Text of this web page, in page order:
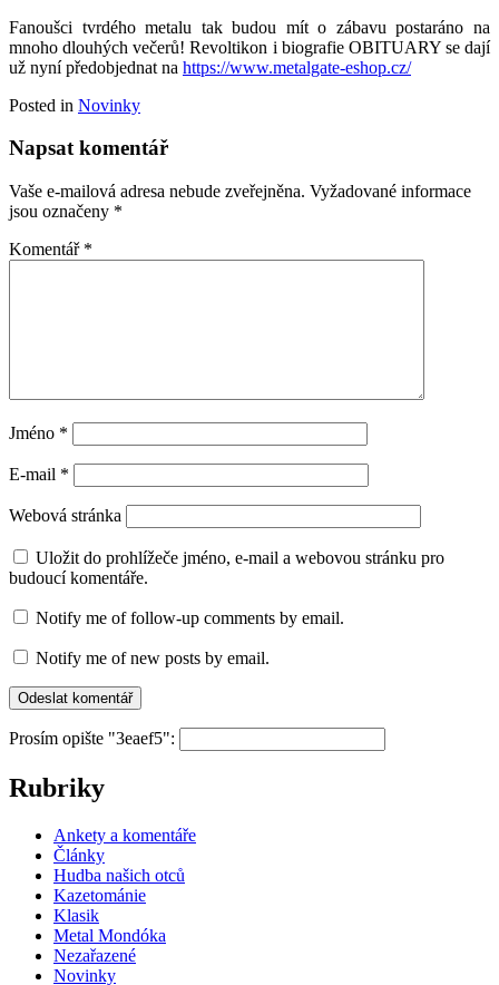
Fanoušci tvrdého metalu tak budou mít o zábavu postaráno na
mnoho dlouhých večerů! Revoltikon i biografie OBITUARY se dají
už nyní předobjednat na https://www.metalgate-eshop.cz/
Posted in Novinky
Napsat komentář
Vaše e-mailová adresa nebude zveřejněna. Vyžadované informace
jsou označeny *
Komentář *
Jméno *
E-mail *
Webová stránka
Uložit do prohlížeče jméno, e-mail a webovou stránku pro
budoucí komentáře.
Notify me of follow-up comments by email.
Notify me of new posts by email.
Prosím opište "3eaef5":
Rubriky
Ankety a komentáře
Články
Hudba našich otců
Kazetománie
Klasik
Metal Mondóka
Nezařazené
Novinky